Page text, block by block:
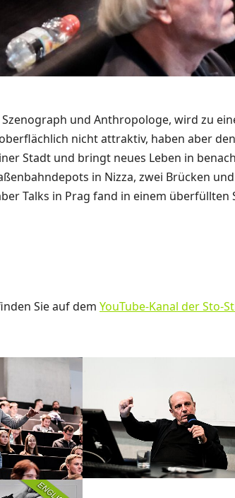
und Anthropologe, wird zu
nicht attraktiv, haben aber
Stadt und bringt neues Leben in
in Nizza, zwei Brücken
Talks in Prag fand in einem
Sie auf dem YouTube-Kanal der Sto-